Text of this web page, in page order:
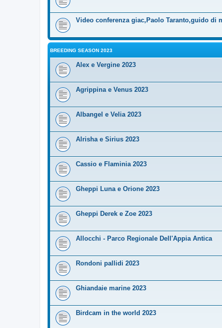
Video conferenza giac,Paolo Taranto,guido di
BREEDING SEASON 2023
Alex e Vergine 2023
Agrippina e Venus 2023
Albangel e Velia 2023
Alrisha e Sirius 2023
Cassio e Flaminia 2023
Gheppi Luna e Orione 2023
Gheppi Derek e Zoe 2023
Allocchi - Parco Regionale Dell'Appia Antica
Rondoni pallidi 2023
Ghiandaie marine 2023
Birdcam in the world 2023